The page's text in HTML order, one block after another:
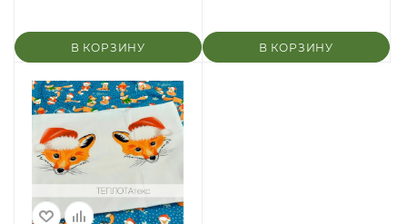
В КОРЗИНУ В КОРЗИНУ